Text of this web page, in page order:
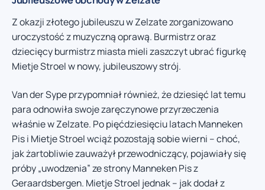
Z okazji złotego jubileuszu w Zelzate zorganizowano
uroczystość z muzyczną oprawą. Burmistrz oraz
dziecięcy burmistrz miasta mieli zaszczyt ubrać figurkę
Mietje Stroel w nowy, jubileuszowy strój.
Van der Sype przypomniał również, że dziesięć lat temu
para odnowiła swoje zaręczynowe przyrzeczenia
właśnie w Zelzate. Po pięćdziesięciu latach Manneken
Pis i Mietje Stroel wciąż pozostają sobie wierni – choć,
jak żartobliwie zauważył przewodniczący, pojawiały się
próby „uwodzenia” ze strony Manneken Pis z
Geraardsbergen. Mietje Stroel jednak – jak dodał z